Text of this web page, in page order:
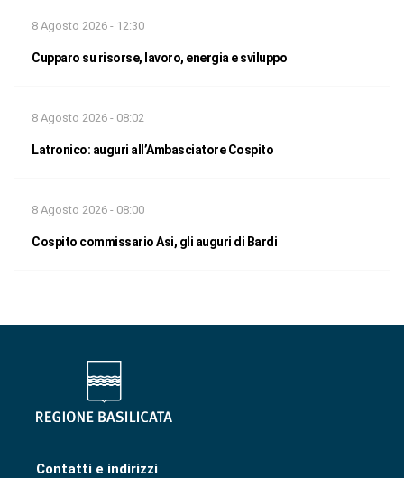
8 Agosto 2026 - 12:30
Cupparo su risorse, lavoro, energia e sviluppo
8 Agosto 2026 - 08:02
Latronico: auguri all’Ambasciatore Cospito
8 Agosto 2026 - 08:00
Cospito commissario Asi, gli auguri di Bardi
Contatti e indirizzi